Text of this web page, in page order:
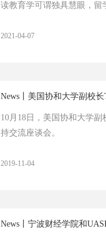
读教育学可谓独具慧眼，留
2021-04-07
News丨美国协和大学副校
10月18日，美国协和大学
持交流座谈会。
2019-11-04
News丨宁波财经学院和